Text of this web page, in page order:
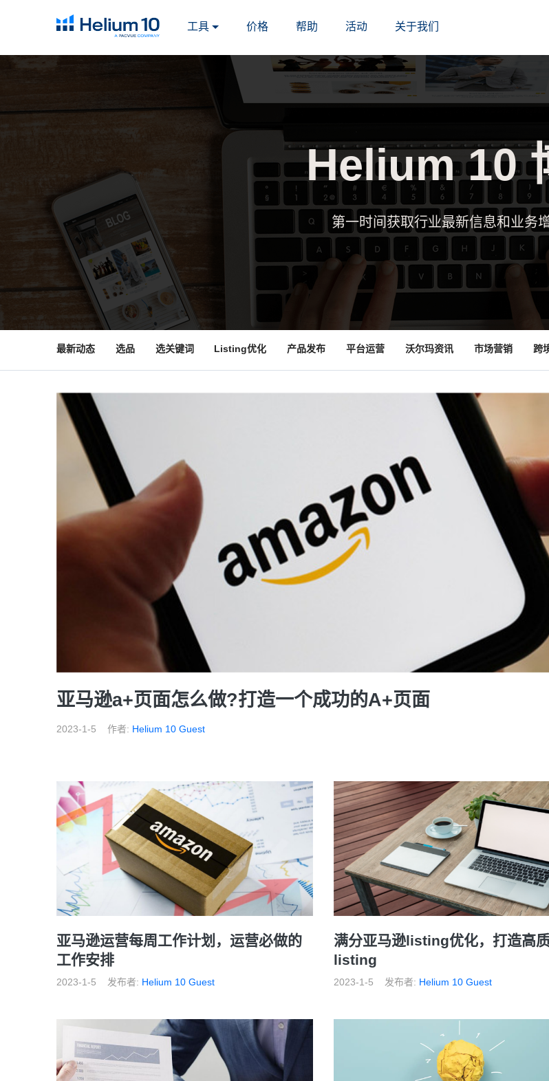
工具 价格 帮助 活动 关于我们
Helium 10
第一时间获取行业最新信息和业务
最新动态 选品 选关键词 Listing优化 产品发布 平台运营 沃尔玛资讯 市场营销 跨
亚马逊a+页面怎么做?打造一个成功的A+页面
2023-1-5 作者: Helium 10 Guest
亚马逊运营每周工作计划，运营必做的
工作安排
2023-1-5 发布者: Helium 10 Guest
满分亚马逊listing优化，打造高
listing
2023-1-5 发布者: Helium 10 Guest